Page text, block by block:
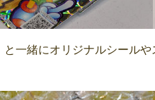
と一緒にオリジナルシール